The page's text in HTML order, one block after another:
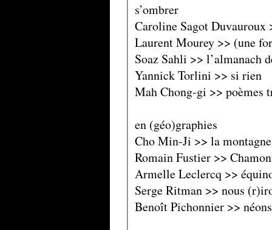
s’ombrer
Caroline Sagot Duvauroux
Laurent Mourey >> (une
Soaz Sahli >> l’almanach
Yannick Torlini >> si rien
Mah Chong-gi >>
en (géo)graphies
Cho Min-Ji >> la
Romain Fustier >>
Armelle Leclercq >>
Serge Ritman >> nous
Benoît Pichonnier >>